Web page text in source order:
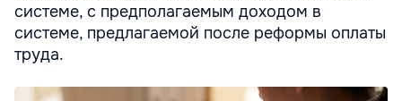
системе, с предполагаемым доходом в
системе, предлагаемой после реформы оплаты
труда.